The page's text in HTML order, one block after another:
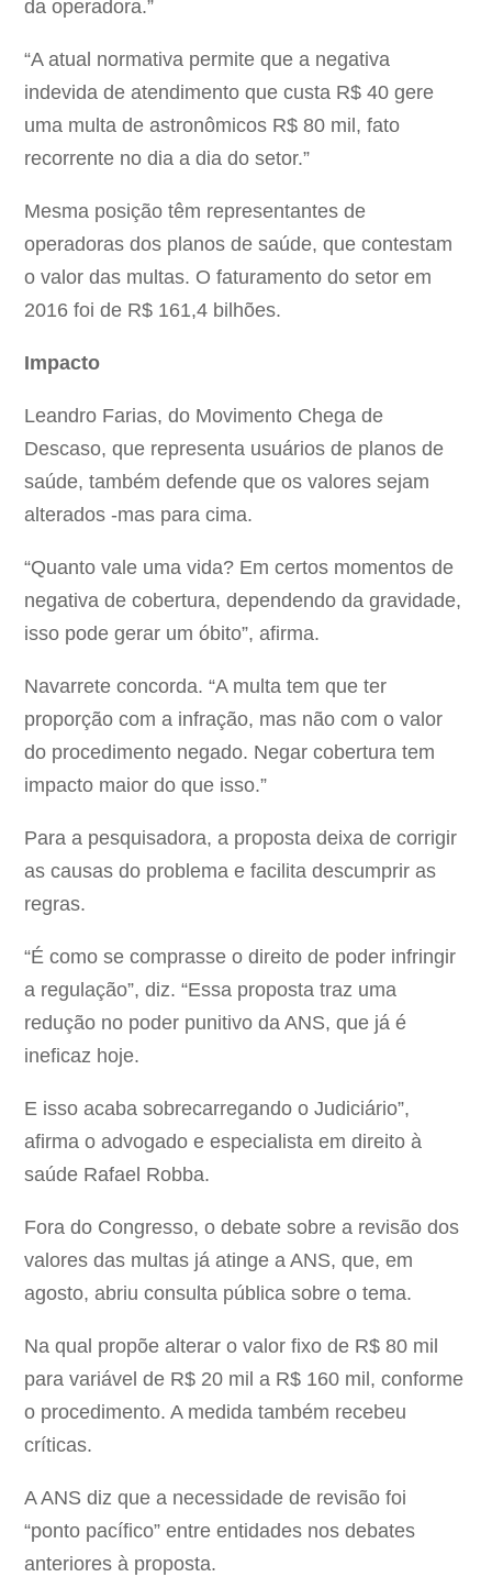
da operadora.”
“A atual normativa permite que a negativa
indevida de atendimento que custa R$ 40 gere
uma multa de astronômicos R$ 80 mil, fato
recorrente no dia a dia do setor.”
Mesma posição têm representantes de
operadoras dos planos de saúde, que contestam
o valor das multas. O faturamento do setor em
2016 foi de R$ 161,4 bilhões.
Impacto
Leandro Farias, do Movimento Chega de
Descaso, que representa usuários de planos de
saúde, também defende que os valores sejam
alterados -mas para cima.
“Quanto vale uma vida? Em certos momentos de
negativa de cobertura, dependendo da gravidade,
isso pode gerar um óbito”, afirma.
Navarrete concorda. “A multa tem que ter
proporção com a infração, mas não com o valor
do procedimento negado. Negar cobertura tem
impacto maior do que isso.”
Para a pesquisadora, a proposta deixa de corrigir
as causas do problema e facilita descumprir as
regras.
“É como se comprasse o direito de poder infringir
a regulação”, diz. “Essa proposta traz uma
redução no poder punitivo da ANS, que já é
ineficaz hoje.
E isso acaba sobrecarregando o Judiciário”,
afirma o advogado e especialista em direito à
saúde Rafael Robba.
Fora do Congresso, o debate sobre a revisão dos
valores das multas já atinge a ANS, que, em
agosto, abriu consulta pública sobre o tema.
Na qual propõe alterar o valor fixo de R$ 80 mil
para variável de R$ 20 mil a R$ 160 mil, conforme
o procedimento. A medida também recebeu
críticas.
A ANS diz que a necessidade de revisão foi
“ponto pacífico” entre entidades nos debates
anteriores à proposta.